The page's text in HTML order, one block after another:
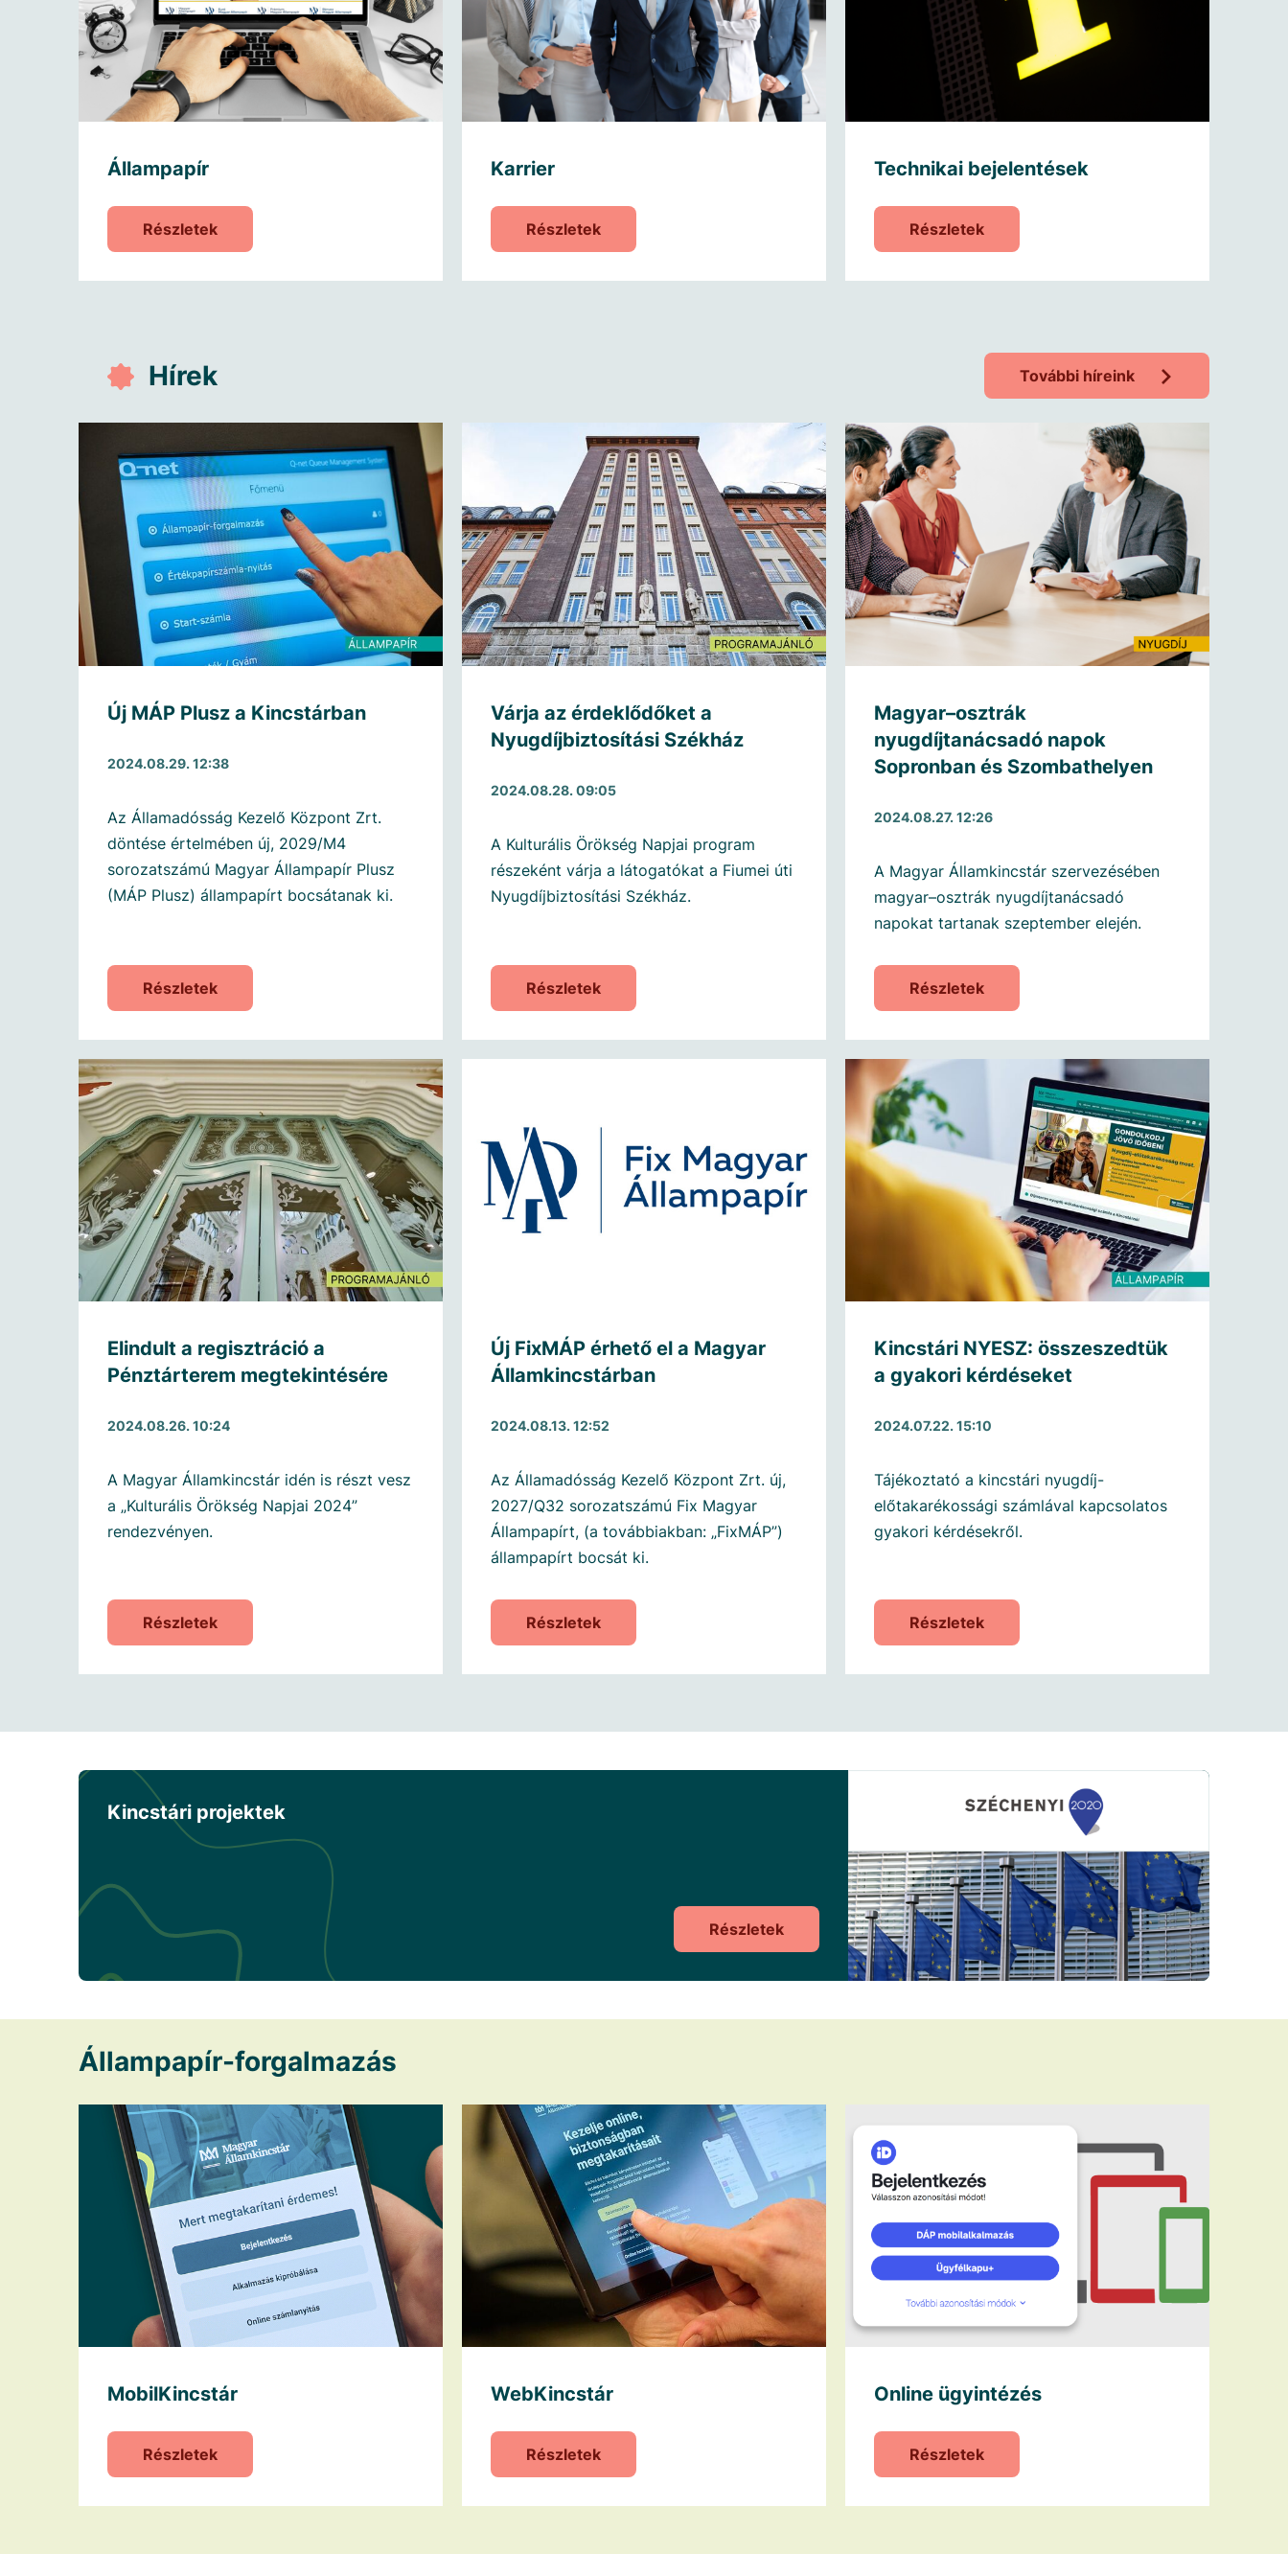
Állampapír
Részletek
Karrier
Részletek
Technikai bejelentések
Részletek
Hírek További híreink
Új MÁP Plusz a Kincstárban
2024.08.29. 12:38
Az Államadósság Kezelő Központ Zrt.
döntése értelmében új, 2029/M4
sorozatszámú Magyar Állampapír Plusz
(MÁP Plusz) állampapírt bocsátanak ki.
Részletek
Várja az érdeklődőket a
Nyugdíjbiztosítási Székház
2024.08.28. 09:05
A Kulturális Örökség Napjai program
részeként várja a látogatókat a Fiumei úti
Nyugdíjbiztosítási Székház.
Részletek
Magyar–osztrák
nyugdíjtanácsadó napok
Sopronban és Szombathelyen
2024.08.27. 12:26
A Magyar Államkincstár szervezésében
magyar–osztrák nyugdíjtanácsadó
napokat tartanak szeptember elején.
Részletek
Elindult a regisztráció a
Pénztárterem megtekintésére
2024.08.26. 10:24
A Magyar Államkincstár idén is részt vesz
a „Kulturális Örökség Napjai 2024”
rendezvényen.
Részletek
Új FixMÁP érhető el a Magyar
Államkincstárban
2024.08.13. 12:52
Az Államadósság Kezelő Központ Zrt. új,
2027/Q32 sorozatszámú Fix Magyar
Állampapírt, (a továbbiakban: „FixMÁP”)
állampapírt bocsát ki.
Részletek
Kincstári NYESZ: összeszedtük
a gyakori kérdéseket
2024.07.22. 15:10
Tájékoztató a kincstári nyugdíj-
előtakarékossági számlával kapcsolatos
gyakori kérdésekről.
Részletek
Kincstári projektek
Részletek
Állampapír-forgalmazás
MobilKincstár
Részletek
WebKincstár
Részletek
Online ügyintézés
Részletek